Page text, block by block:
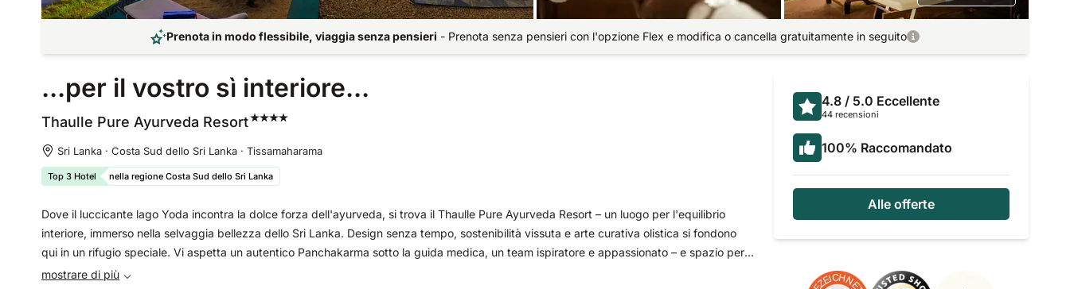
Prenota in modo flessibile, viaggia senza pensieri - Prenota senza pensieri con l'opzione Flex e modifica o cancella gratuitamente in seguito
...per il vostro sì interiore...
Thaulle Pure Ayurveda Resort
Sri Lanka · Costa Sud dello Sri Lanka · Tissamaharama
Top 3 Hotel nella regione Costa Sud dello Sri Lanka
4.8 / 5.0 Eccellente
44 recensioni
100% Raccomandato
Alle offerte
Dove il luccicante lago Yoda incontra la dolce forza dell'ayurveda, si trova il Thaulle Pure Ayurveda Resort – un luogo per l'equilibrio
interiore, immerso nella selvaggia bellezza dello Sri Lanka. Design senza tempo, sostenibilità vissuta e arte curativa olistica si fondono
qui in un rifugio speciale. Vi aspetta un autentico Panchakarma sotto la guida medica, un team ispiratore e appassionato – e spazio per
tranquillità, natura e nuovi inizi.
mostrare di più